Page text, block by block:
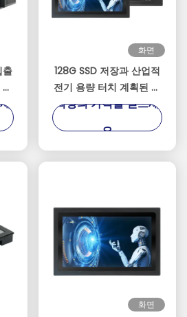
출
화면
128G SSD 저장과 산업적
전기 용량 터치 계획된 패
널 PC
최상의 가격을 얻으세
요
화면